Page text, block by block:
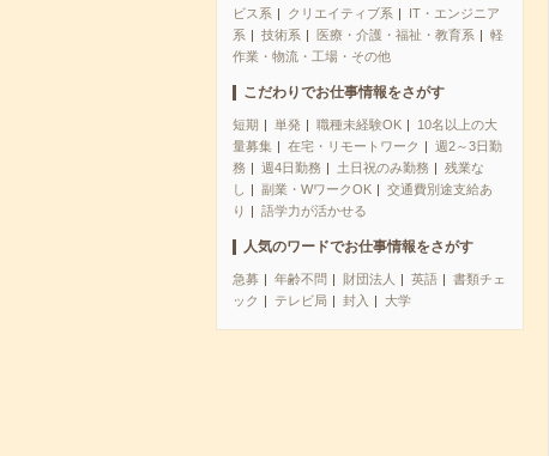
ビス系
クリエイティブ系
IT・エンジニア
系
技術系 医療・介護・福祉・教育系
軽
作業・物流・工場・その他
こだわりでお仕事情報をさがす
短期 単発 職種未経験OK
10名以上の大
量募集
在宅・リモートワーク
週2～3日勤
務
週4日勤務 土日祝のみ勤務
残業な
し
副業・WワークOK
交通費別途支給あ
り
語学力が活かせる
人気のワードでお仕事情報をさがす
急募 年齢不問 財団法人 英語
書類チェ
ック
テレビ局 封入 大学